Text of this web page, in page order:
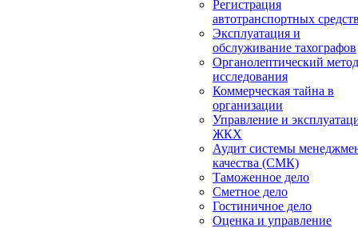
Регистрация
автотранспортных
Эксплуатация и
обслуживание тахографов
Органолептический метод
исследования
Коммерческая тайна в
организации
Управление и
ЖКХ
Аудит системы
качества (СМК)
Таможенное дело
Сметное дело
Гостиничное дело
Оценка и управление